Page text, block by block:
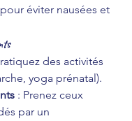
éviter nausées et
des activités
yoga prénatal).
: Prenez ceux
par un